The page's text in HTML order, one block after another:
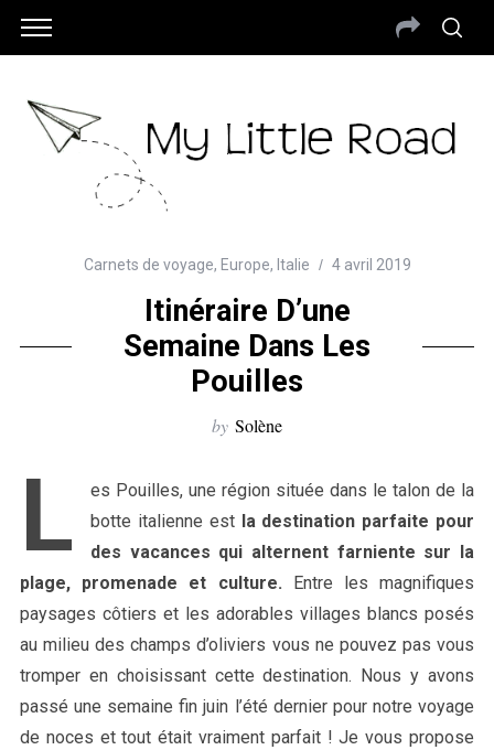
Carnets de voyage, Europe, Italie 4 avril 2019
Itinéraire D’une
Semaine Dans Les
Pouilles
by Solène
L
es Pouilles, une région située dans le talon de la
botte italienne est la destination parfaite pour
des vacances qui alternent farniente sur la
plage, promenade et culture. Entre les magnifiques
paysages côtiers et les adorables villages blancs posés
au milieu des champs d’oliviers vous ne pouvez pas vous
tromper en choisissant cette destination. Nous y avons
passé une semaine fin juin l’été dernier pour notre voyage
de noces et tout était vraiment parfait ! Je vous propose